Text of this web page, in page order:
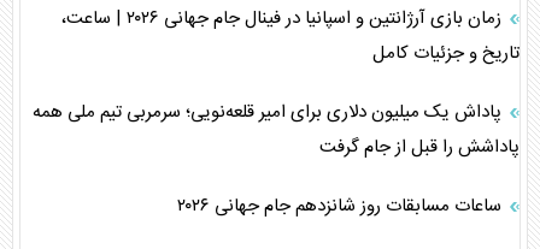
زمان بازی آرژانتین و اسپانیا در فینال جام جهانی ۲۰۲۶ | ساعت،
تاریخ و جزئیات کامل
پاداش یک میلیون دلاری برای امیر قلعه‌نویی؛ سرمربی تیم ملی همه
پاداشش را قبل از جام گرفت
ساعات مسابقات روز شانزدهم جام جهانی ۲۰۲۶